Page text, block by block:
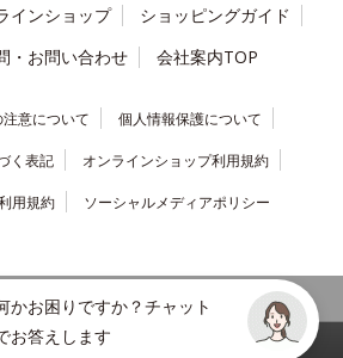
インショップ
ショッピングガイド
・お問い合わせ
会社案内TOP
意について 個人情報保護について
く表記 オンラインショップ利用規約
用規約 ソーシャルメディアポリシー
かお困りですか？チャット
お答えします